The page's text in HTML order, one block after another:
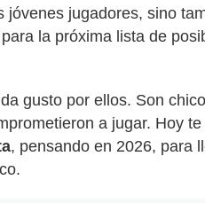
jóvenes jugadores, sino
la próxima lista de
gusto por ellos. Son
a jugar. Hoy
, pensando en 2026, para